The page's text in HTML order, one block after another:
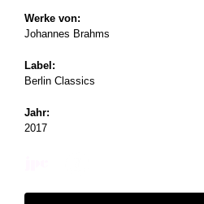
Werke von:
Johannes Brahms
Label:
Berlin Classics
Jahr:
2017